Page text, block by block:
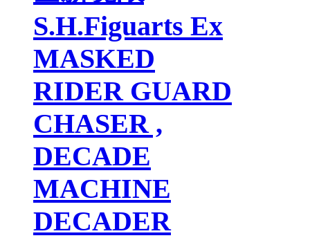
S.H.Figuarts Ex
MASKED
RIDER GUARD
CHASER ,
DECADE
MACHINE
DECADER